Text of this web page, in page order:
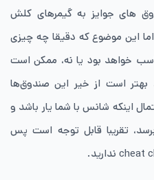
های جوایز به گیمرهای کلش
این موضوع که دقیقا چه چیزی
خواهد بود یا نه، ممکن است
بهتر است از خیر این صندوق‌ها
اینکه شانس با شما یار باشد و
تقریبا قابل توجه است پس